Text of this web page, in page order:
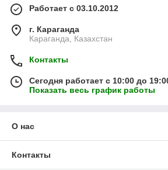
Работает с 03.10.2012
г. Караганда
Караганда, Казахстан
Контакты
Сегодня работает с 10:00 до
Показать весь график работы
О нас
Контакты